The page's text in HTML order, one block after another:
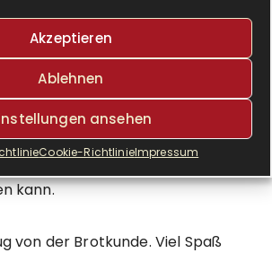
Akzeptieren
Ablehnen
ansehen
Cookie-RichtlinieImpressum
ihre Backfähigkeit erst
des Sauerteiges oder LM, da
abbauende Amylasen enthält.
die Enzyme so viel Stärke
kein Teiggerüst bildet und keine
kann.
von der Brotkunde. Viel Spaß